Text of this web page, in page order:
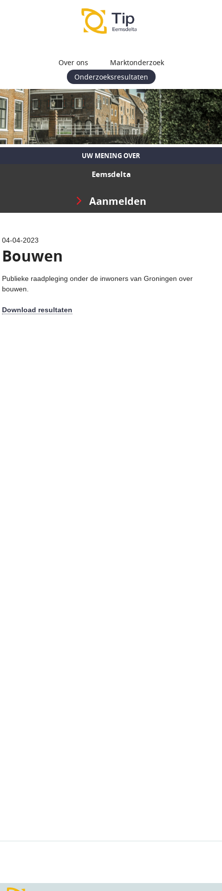
Over ons
Marktonderzoek
Onderzoeksresultaten
UW MENING OVER
Eemsdelta
Aanmelden
04-04-2023
Bouwen
Publieke raadpleging onder de inwoners van Groningen over
bouwen.
Download resultaten